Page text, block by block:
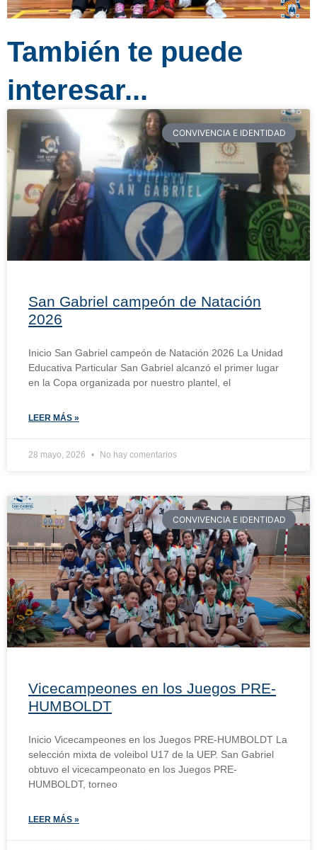
También te puede
interesar...
CONVIVENCIA E IDENTIDAD
San Gabriel campeón de Natación
2026
Inicio San Gabriel campeón de Natación 2026 La Unidad
Educativa Particular San Gabriel alcanzó el primer lugar
en la Copa organizada por nuestro plantel, el
LEER MÁS »
28 mayo, 2026 No hay comentarios
CONVIVENCIA E IDENTIDAD
Vicecampeones en los Juegos PRE-
HUMBOLDT
Inicio Vicecampeones en los Juegos PRE-HUMBOLDT La
selección mixta de voleibol U17 de la UEP. San Gabriel
obtuvo el vicecampeonato en los Juegos PRE-
HUMBOLDT, torneo
LEER MÁS »